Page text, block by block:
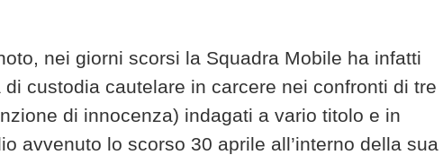
nei giorni scorsi la Squadra Mobile ha infatti
custodia cautelare in carcere nei confronti di tre
di innocenza) indagati a vario titolo e in
avvenuto lo scorso 30 aprile all’interno della sua